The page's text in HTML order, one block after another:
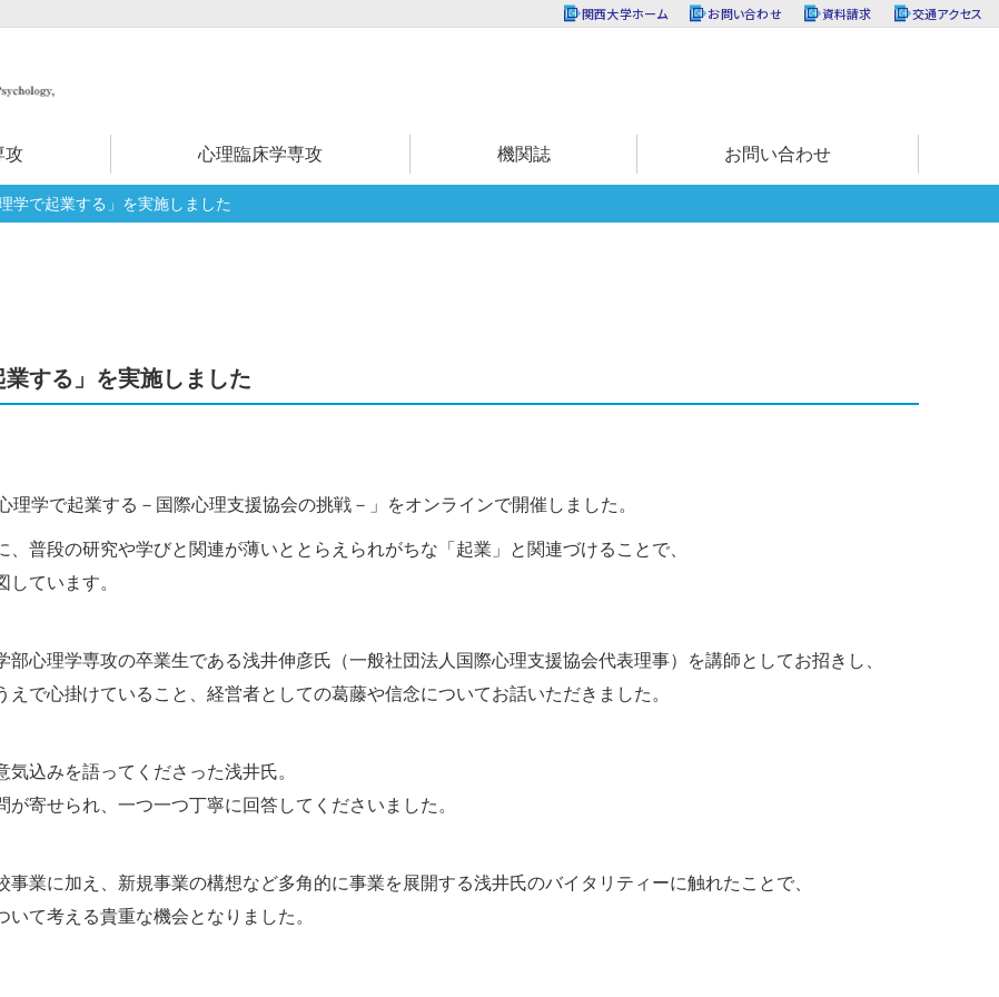
関西大学ホーム お問い合わせ 資料請求 交通アクセス
攻 心理臨床学専攻 機関誌 お問い合わせ
学で起業する」を実施しました
する」を実施しました
学で起業する－国際心理支援協会の挑戦－」をオンラインで開催しました。
普段の研究や学びと関連が薄いととらえられがちな「起業」と関連づけることで、
ています。
心理学専攻の卒業生である浅井伸彦氏（一般社団法人国際心理支援協会代表理事）を講師としてお招きし、
で心掛けていること、経営者としての葛藤や信念についてお話いただきました。
込みを語ってくださった浅井氏。
寄せられ、一つ一つ丁寧に回答してくださいました。
業に加え、新規事業の構想など多角的に事業を展開する浅井氏のバイタリティーに触れたことで、
て考える貴重な機会となりました。